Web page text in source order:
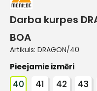
Darba kurpes
BOA
Artikuls: DRAGON/40
Pieejamie izmēri
40 41 42 43